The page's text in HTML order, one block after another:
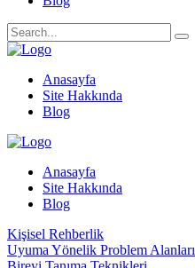
Anasayfa
Site Hakkında
Blog
Anasayfa
Site Hakkında
Blog
Kişisel Rehberlik
Uyuma Yönelik Problem Alanları